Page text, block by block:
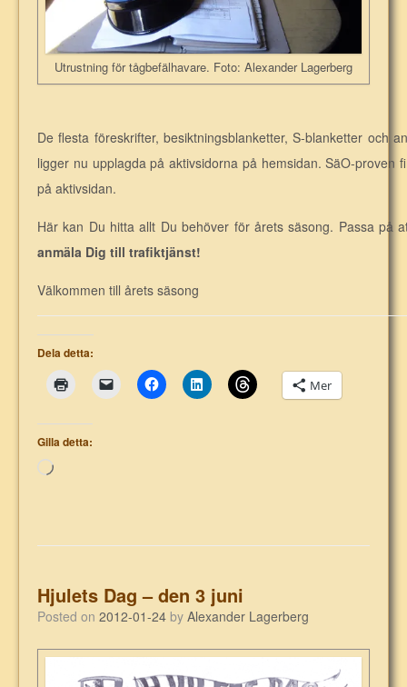
Utrustning för tågbefälhavare. Foto: Alexander Lagerberg
De flesta föreskrifter, besiktningsblanketter, S-blanketter och
ligger nu upplagda på aktivsidorna på hemsidan. SäO-proven
på aktivsidan.
Här kan Du hitta allt Du behöver för årets säsong. Passa på
anmäla Dig till trafiktjänst!
Välkommen till årets säsong
Dela detta:
Mer
Gilla detta:
Laddar
Hjulets Dag – den 3 juni
Posted on 2012-01-24 by Alexander Lagerberg